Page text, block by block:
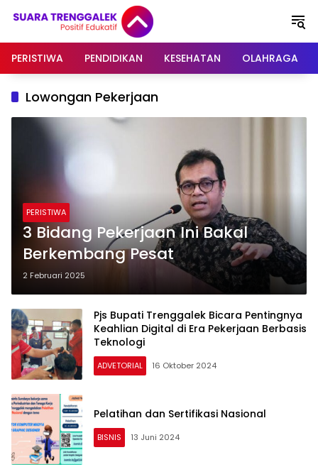
PERISTIWA
PENDIDIKAN KESEHATAN OLAHRAGA
Lowongan Pekerjaan
PERISTIWA
3 Bidang Pekerjaan Ini Bakal
Berkembang Pesat
2 Februari 2025
Pjs Bupati Trenggalek Bicara Pentingnya
Keahlian Digital di Era Pekerjaan Berbasis
Teknologi
ADVETORIAL 16 Oktober 2024
Pelatihan dan Sertifikasi Nasional
BISNIS 13 Juni 2024